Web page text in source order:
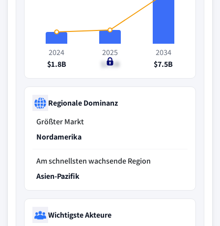
2024
$1.8B
2025
$2.1B
2034
$7.5B
Regionale Dominanz
Größter Markt
Nordamerika
Am schnellsten wachsende Region
Asien-Pazifik
Wichtigste Akteure